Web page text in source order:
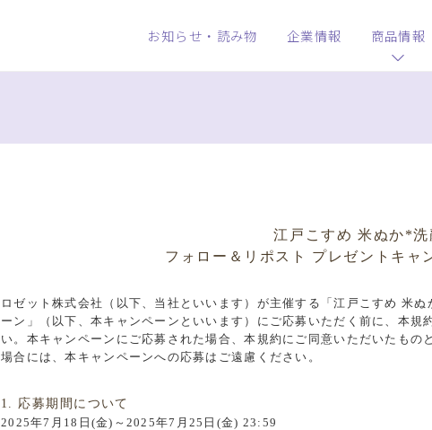
お知らせ・読み物 企業情報 商品情報
江戸こすめ 米ぬか*洗
フォロー＆リポスト プレゼントキャ
ロゼット株式会社（以下、当社といいます）が主催する「江戸こすめ 米
ーン」（以下、本キャンペーンといいます）にご応募いただく前に、本規
い。本キャンペーンにご応募された場合、本規約にご同意いただいたもの
場合には、本キャンペーンへの応募はご遠慮ください。
1. 応募期間について
2025年7月18日(金)～2025年7月25日(金) 23:59